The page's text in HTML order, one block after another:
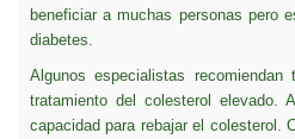
beneficiar a muchas personas pero
diabetes.
Algunos especialistas
tratamiento del colesterol elevado.
capacidad para rebajar el colesterol.